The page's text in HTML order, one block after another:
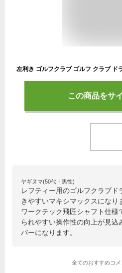
この商品をサ
ヤギヌマ(50代・男性)
レフティー用のゴルフクラブド
きやすいマキシマックスにな
ワークテック飛匠シャフト仕
られやすい操作性の向上が見込
バーになります。
全てのおすすめコメ